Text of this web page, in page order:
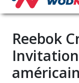
Reebok